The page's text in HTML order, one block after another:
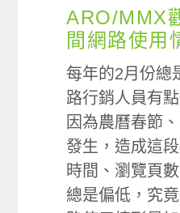
ARO/MMX
間網路使用
每年的2月份總
路行銷人員有
因為農曆春節
發生，造成這
時間、瀏覽頁
總是偏低，究